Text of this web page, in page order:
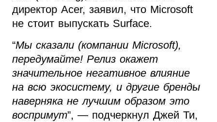
директор Acer, заявил, что Microsoft
не стоит выпускать Surface.
“Мы сказали (компании Microsoft),
передумайте! Релиз окажет
значительное негативное влияние
на всю экосистему, и другие бренды
наверняка не лучшим образом это
воспримут”, — подчеркнул Джей Ти,